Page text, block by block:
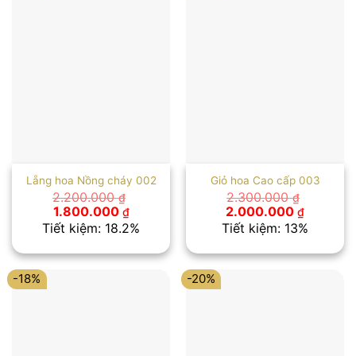
Lẵng hoa Nồng cháy 002
2.200.000₫
Giá
gốc
là:
1.800.000 ₫Giá
hiện
tại
1.800.000 ₫.
Tiết kiệm: 18.2%
Giỏ hoa Cao cấp 003
2.300.000₫
Giá
gốc
là:
2.000.000 ₫Giá
hiện
tại
Tiết kiệm: 13%
-18% -20%